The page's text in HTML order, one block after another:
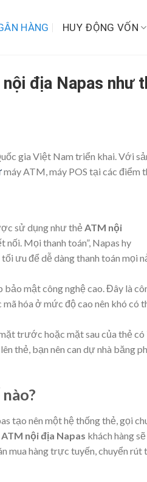
HÀNG HUY ĐỘNG VỐN
địa Napas như
gia Việt Nam triển khai. Với
máy ATM, máy POS tại các điểm
sử dụng như thẻ ATM nội
Mọi thanh toán”, Napas hy
ưu để dễ dàngthanh toán mọi
mật công nghệ cao. Đây là
hóa ở mức độcao nên khó có
trước hoặc mặt sau của thẻ có
thẻ, bạn nên can dựnhà băng
tạo nên một hệ thống thẻ, gọi
nội địa Napas khách hàng
mua hàng trực tuyến, chuyển